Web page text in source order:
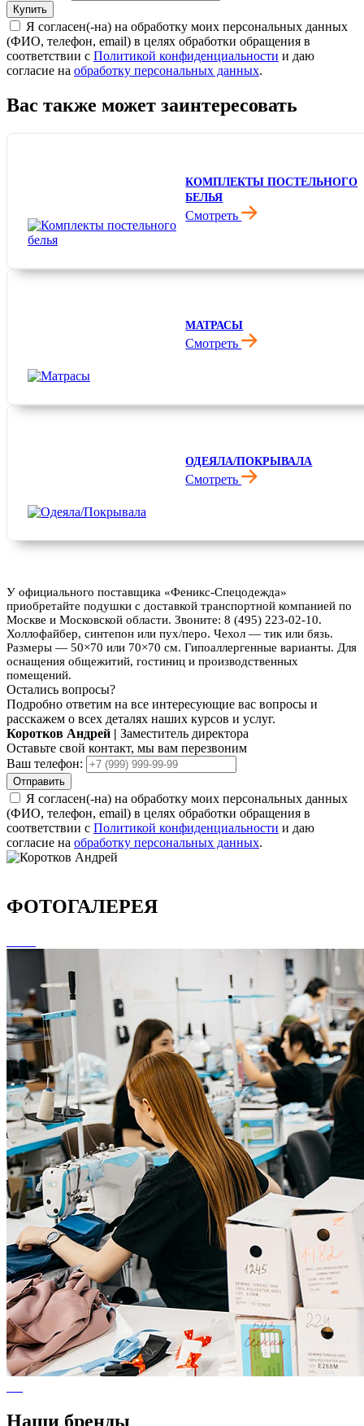
Купить
Я согласен(-на) на обработку моих персональных данных
(ФИО, телефон, email) в целях обработки обращения в
соответствии с Политикой конфиденциальности и даю
согласие на обработку персональных данных.
Вас также может заинтересовать
КОМПЛЕКТЫ ПОСТЕЛЬНОГО
БЕЛЬЯ
Смотреть
МАТРАСЫ
Смотреть
ОДЕЯЛА/ПОКРЫВАЛА
Смотреть
У официального поставщика «Феникс-Спецодежда»
приобретайте подушки с доставкой транспортной компанией по
Москве и Московской области. Звоните: 8 (495) 223-02-10.
Холлофайбер, синтепон или пух/перо. Чехол — тик или бязь.
Размеры — 50×70 или 70×70 см. Гипоаллергенные варианты. Для
оснащения общежитий, гостиниц и производственных
помещений.
Остались вопросы?
Подробно ответим на все интересующие вас вопросы и
расскажем о всех деталях наших курсов и услуг.
Коротков Андрей | Заместитель директора
Оставьте свой контакт, мы вам перезвоним
Ваш телефон:
Отправить
Я согласен(-на) на обработку моих персональных данных
(ФИО, телефон, email) в целях обработки обращения в
соответствии с Политикой конфиденциальности и даю
согласие на обработку персональных данных.
ФОТОГАЛЕРЕЯ
Наши бренды